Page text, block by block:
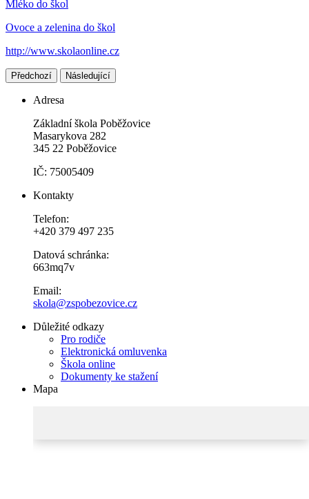
Mléko do škol
Ovoce a zelenina do škol
http://www.skolaonline.cz
Předchozí Následující
Adresa
Základní škola Poběžovice
Masarykova 282
345 22 Poběžovice
IČ: 75005409
Kontakty
Telefon:
+420 379 497 235
Datová schránka:
663mq7v
Email:
skola@zspobezovice.cz
Důležité odkazy
Pro rodiče
Elektronická omluvenka
Škola online
Dokumenty ke stažení
Mapa